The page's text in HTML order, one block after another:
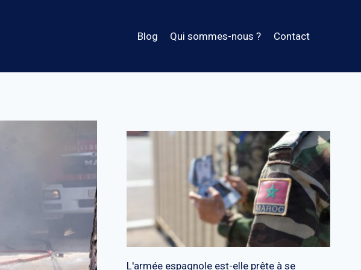
Blog Qui sommes-nous ? Contact
L'armée espagnole est-elle prête à se